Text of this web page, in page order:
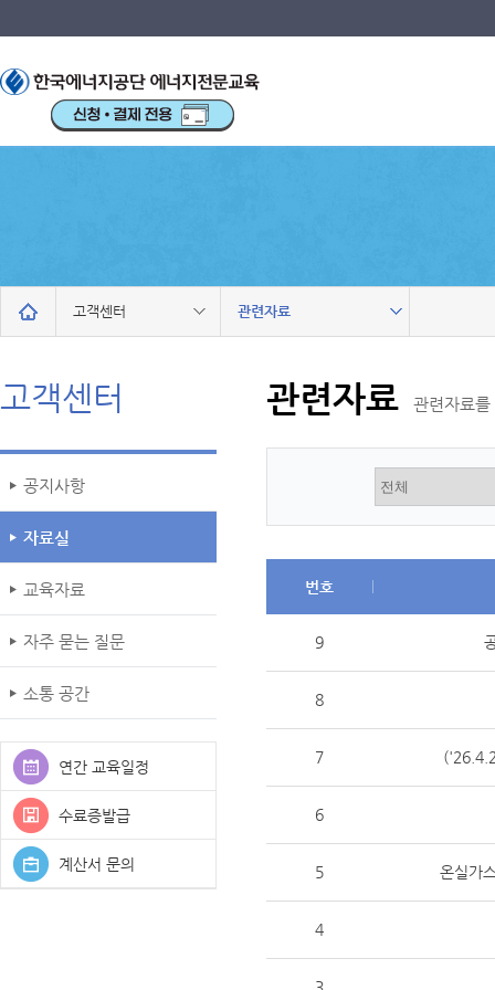
고객센터 관련자료
고객센터
공지사항
자료실
교육자료
자주 묻는 질문
소통 공간
연간 교육일정
수료증발급
계산서 문의
관련자료 관련자료
번호
9
8
7
6
5 온실가
4